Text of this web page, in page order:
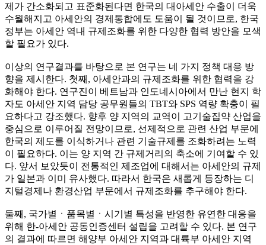
제가 간소화되고 표준화된다면 한국의 대아세안 수출이 더욱
수월해지고 아세안의 경제통합에도 도움이 될 것이므로, 한국
정부는 아세안 역내 규제조화를 위한 다양한 협력 방안을 모색
할 필요가 있다.
이상의 연구결과를 바탕으로 본 연구는 네 가지 정책 대응 방
향을 제시한다. 첫째, 아세안과의 규제조화를 위한 협력을 강
화해야 한다. 연구진이 베트남과 인도네시아에서 만난 현지 학
자도 아세안 지역 담당 공무원들의 TBT와 SPS 역량 확충이 필
요하다고 강조했다. 향후 양 지역의 교역이 고기술집약 산업을
중심으로 이루어질 전망이므로, 선제적으로 관련 산업 부문에
한국의 제도를 이식하거나 관련 기술규제를 조화하려는 노력
이 필요하다. 이는 양 지역 간 규제거리의 축소에 기여할 수 있
다. 앞서 보았듯이 전통적인 제조업에 대해서는 아세안의 규제
가 일본과 이미 유사했다. 따라서 한국은 새롭게 등장하는 디
지털경제나 환경산업 부문에서 규제조화를 추구해야 한다.
둘째, 국가별ㆍ품목별ㆍ시기별 특성을 반영한 유연한 대응을
위해 한-아세안 공동인증센터 설립을 고려할 수 있다. 본 연구
의 결과에 따르면 해양부 아세안 지역과 대륙부 아세안 지역